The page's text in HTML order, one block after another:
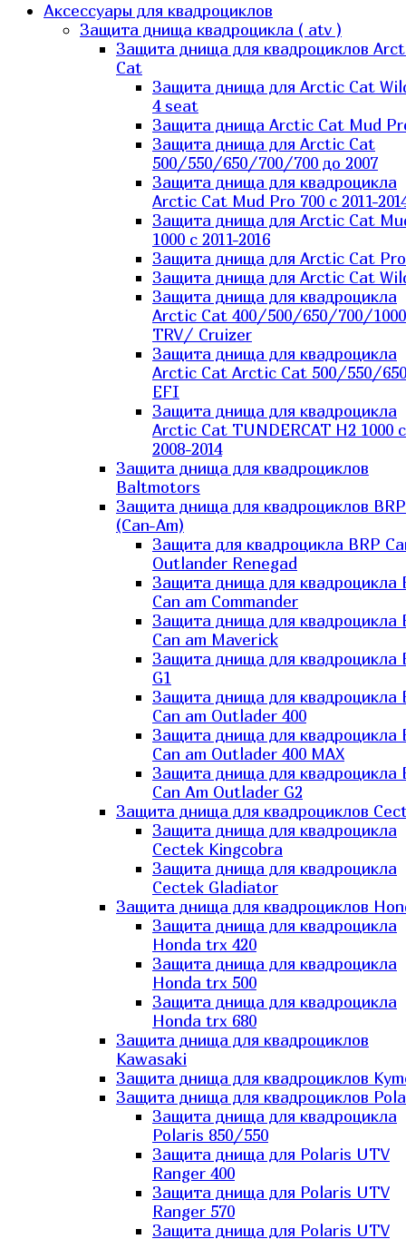
Аксессуары для квадроциклов
Защита днища квадроцикла ( atv )
Защита днища для квадроциклов
Cat
Защита днища для Arctic Cat
4 seat
Защита днища Arctic Cat Mud
Защита днища для Arctic Cat
500/550/650/700/700 до 2007
Защита днища для квадроцикла
Arctic Cat Mud Pro 700 с 2011-
Защита днища для Arctic Cat
1000 c 2011-2016
Защита днища для Arctic Cat
Защита днища для Arctic Cat
Защита днища для квадроцикла
Arctic Cat 400/500/650/700/1000
TRV/ Cruizer
Защита днища для квадроцикла
Arctic Cat Arctic Cat 500/550/
EFI
Защита днища для квадроцикла
Arctic Cat TUNDERCAT H2 1000 c
2008-2014
Защита днища для квадроциклов
Baltmotors
Защита днища для квадроциклов BRP
(Can-Am)
Защита для квадроцикла BRP
Outlander Renegad
Защита днища для квадроцикла
Can am Commander
Защита днища для квадроцикла
Can am Maverick
Защита днища для квадроцикла
G1
Защита днища для квадроцикла
Can am Outlader 400
Защита днища для квадроцикла
Can am Outlader 400 MAX
Защита днища для квадроцикла
Can Аm Outlader G2
Защита днища для квадроциклов
Защита днища для квадроцикла
Cectek Kingcobra
Защита днища для квадроцикла
Cectek Gladiator
Защита днища для квадроциклов
Защита днища для квадроцикла
Honda trx 420
Защита днища для квадроцикла
Honda trx 500
Защита днища для квадроцикла
Honda trx 680
Защита днища для квадроциклов
Kawasaki
Защита днища для квадроциклов
Защита днища для квадроциклов
Защита днища для квадроцикла
Polaris 850/550
Защита днища для Polaris UTV
Ranger 400
Защита днища для Polaris UTV
Ranger 570
Защита днища для Polaris UTV